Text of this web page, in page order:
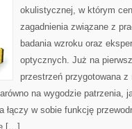
okulistycznej, w którym
zagadnienia związane z
badania wzroku oraz
optycznych. Już na
przestrzeń przygotowana
na wygodzie patrzenia,
łączy w sobie funkcję
[…]